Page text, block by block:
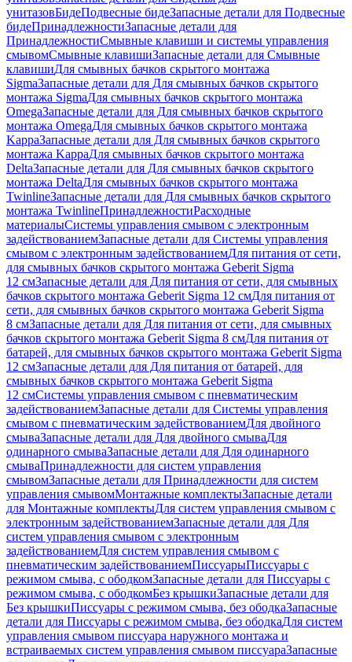
унитазовБидеПодвесные бидеЗапасные детали для Подвесные
бидеПринадлежностиЗапасные детали для
ПринадлежностиСмывные клавиши и системы управления
смывомСмывные клавишиЗапасные детали для Смывные
клавишиДля смывных бачков скрытого монтажа
SigmaЗапасные детали для Для смывных бачков скрытого
монтажа SigmaДля смывных бачков скрытого монтажа
OmegaЗапасные детали для Для смывных бачков скрытого
монтажа OmegaДля смывных бачков скрытого монтажа
KappaЗапасные детали для Для смывных бачков скрытого
монтажа KappaДля смывных бачков скрытого монтажа
DeltaЗапасные детали для Для смывных бачков скрытого
монтажа DeltaДля смывных бачков скрытого монтажа
TwinlineЗапасные детали для Для смывных бачков скрытого
монтажа TwinlineПринадлежностиРасходные
материалыСистемы управления смывом с электронным
задействованиемЗапасные детали для Системы управления
смывом с электронным задействованиемДля питания от сети,
для смывных бачков скрытого монтажа Geberit Sigma
12 смЗапасные детали для Для питания от сети, для смывных
бачков скрытого монтажа Geberit Sigma 12 смДля питания от
сети, для смывных бачков скрытого монтажа Geberit Sigma
8 смЗапасные детали для Для питания от сети, для смывных
бачков скрытого монтажа Geberit Sigma 8 смДля питания от
батарей, для смывных бачков скрытого монтажа Geberit Sigma
12 смЗапасные детали для Для питания от батарей, для
смывных бачков скрытого монтажа Geberit Sigma
12 смСистемы управления смывом с пневматическим
задействованиемЗапасные детали для Системы управления
смывом с пневматическим задействованиемДля двойного
смываЗапасные детали для Для двойного смываДля
одинарного смываЗапасные детали для Для одинарного
смываПринадлежности для систем управления
смывомЗапасные детали для Принадлежности для систем
управления смывомМонтажные комплектыЗапасные детали
для Монтажные комплектыДля систем управления смывом с
электронным задействованиемЗапасные детали для Для
систем управления смывом с электронным
задействованиемДля систем управления смывом с
пневматическим задействованиемПиссуарыПиссуары с
режимом смыва, с ободкомЗапасные детали для Писсуары с
режимом смыва, с ободкомБез крышкиЗапасные детали для
Без крышкиПиссуары с режимом смыва, без ободкаЗапасные
детали для Писсуары с режимом смыва, без ободкаДля систем
управления смывом писсуара наружного монтажа и
встраиваемых систем управления смывом писсуараЗапасные